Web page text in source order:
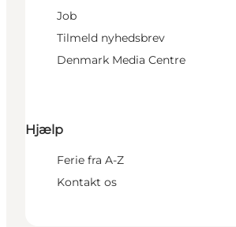
Job
Tilmeld nyhedsbrev
Denmark Media Centre
Hjælp
Ferie fra A-Z
Kontakt os